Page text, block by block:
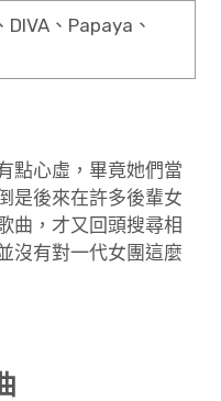
DIVA、Papaya、
點心虛，畢竟她們當
是後來在許多後輩女
曲，才又回頭搜尋相
沒有對一代女團這麼